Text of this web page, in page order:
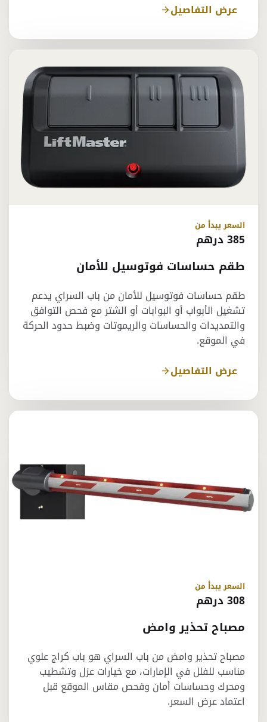
عرض التفاصيل
السعر يبدأ من
385 درهم
طقم حساسات فوتوسيل للأمان
طقم حساسات فوتوسيل للأمان من باب السراي يدعم
تشغيل الأبواب أو البوابات أو الشتر مع فحص التوافق
والتمديدات والحساسات والريموتات وضبط حدود الحركة
في الموقع.
عرض التفاصيل
السعر يبدأ من
308 درهم
مصباح تحذير وامض
مصباح تحذير وامض من باب السراي هو باب كراج علوي
مناسب للفلل في الإمارات، مع خيارات عزل وتشطيب
ومحرك وحساسات أمان وفحص مقاس الموقع قبل
اعتماد عرض السعر.